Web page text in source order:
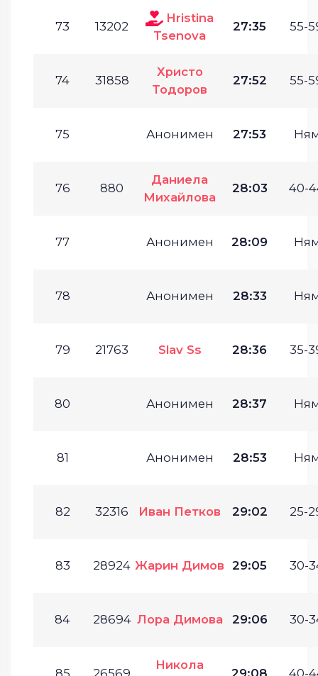
73 13202
Hristina
Tsenova
27:35 55-
74 31858
Христо
Тодоров
27:52 55-
75 Анонимен 27:53
76 880
Даниела
Михайлова
28:03 40-
77 Анонимен 28:09
78 Анонимен 28:33
79 21763 Slav Ss 28:36 35-
80 Анонимен 28:37
81 Анонимен 28:53
82 32316 Иван Петков 29:02 25-
83 28924 Жарин Димов 29:05 30-
84 28694 Лора Димова 29:06 30-
85 26569
Никола
29:08 40-